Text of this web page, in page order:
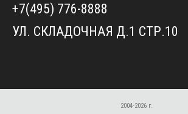
+7(495) 776-8888
УЛ. СКЛАДОЧНАЯ Д.1 СТР.10
2004-2026 г.